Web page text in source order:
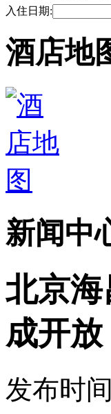
入住日期:
酒店地
新闻中
北京海
成开放
发布时